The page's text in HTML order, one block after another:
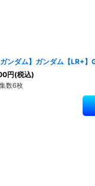
ガンダム】ガンダム【LR+】
円(税込)
数6枚